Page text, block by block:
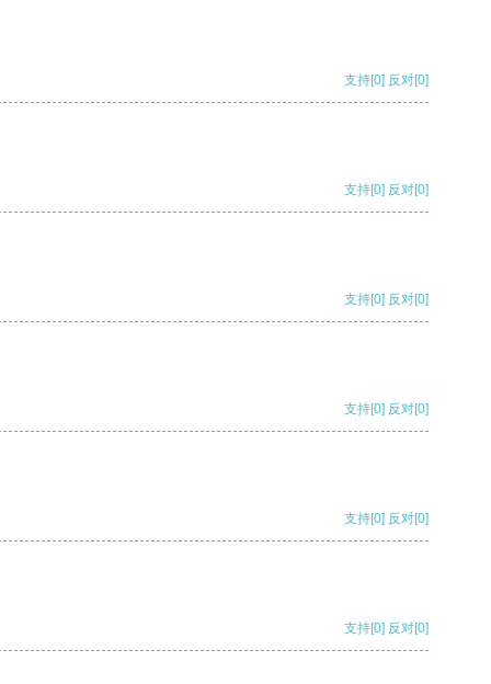
支持[0] 反对[0]
支持[0] 反对[0]
支持[0] 反对[0]
支持[0] 反对[0]
支持[0] 反对[0]
支持[0] 反对[0]